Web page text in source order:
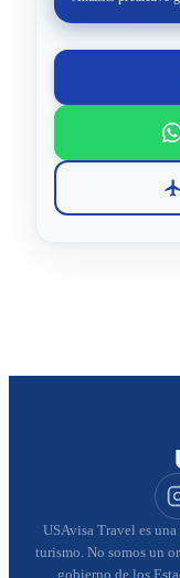
USAvisa Travel es
turismo. No somos un
gobierno de los